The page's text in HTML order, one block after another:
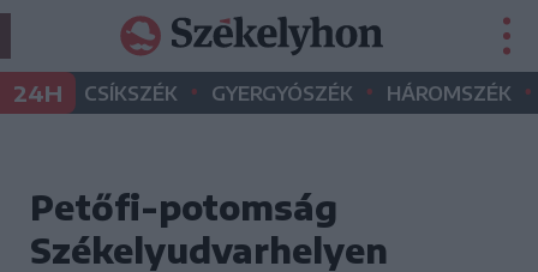
24H CSÍKSZÉK • GYERGYÓSZÉK • HÁROMSZÉK •
Petőfi-potomság
Székelyudvarhelyen